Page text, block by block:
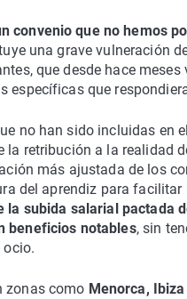
convenio que no hemos
una grave vulneración
que desde hace
específicas que
no han sido incluidas
retribución a la realidad
más ajustada de los
del aprendiz para
la subida salarial pactada
beneficios notables, sin
ocio.
zonas como Menorca,